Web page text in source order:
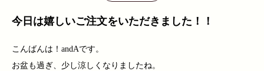
今日は嬉しいご注文をいただきました！！
こんばんは！andAです。
お盆も過ぎ、少し涼しくなりましたね。